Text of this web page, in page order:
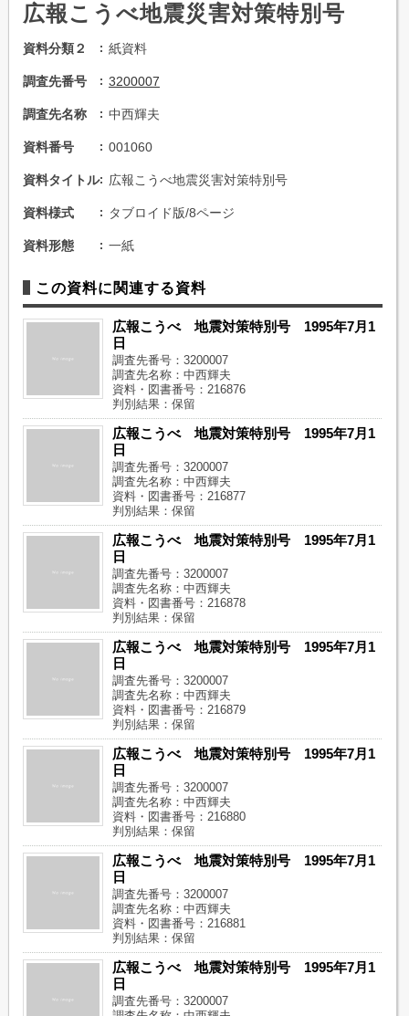
広報こうべ地震災害対策特別号
資料分類２ 紙資料
調査先番号 3200007
調査先名称 中西輝夫
資料番号 001060
資料タイトル 広報こうべ地震災害対策特別号
資料様式 タブロイド版/8ページ
資料形態 一紙
この資料に関連する資料
広報こうべ 地震対策特別号 1995年7月1
日
調査先番号：3200007
調査先名称：中西輝夫
資料・図書番号：216876
判別結果：保留
広報こうべ 地震対策特別号 1995年7月1
日
調査先番号：3200007
調査先名称：中西輝夫
資料・図書番号：216877
判別結果：保留
広報こうべ 地震対策特別号 1995年7月1
日
調査先番号：3200007
調査先名称：中西輝夫
資料・図書番号：216878
判別結果：保留
広報こうべ 地震対策特別号 1995年7月1
日
調査先番号：3200007
調査先名称：中西輝夫
資料・図書番号：216879
判別結果：保留
広報こうべ 地震対策特別号 1995年7月1
日
調査先番号：3200007
調査先名称：中西輝夫
資料・図書番号：216880
判別結果：保留
広報こうべ 地震対策特別号 1995年7月1
日
調査先番号：3200007
調査先名称：中西輝夫
資料・図書番号：216881
判別結果：保留
広報こうべ 地震対策特別号 1995年7月1
日
調査先番号：3200007